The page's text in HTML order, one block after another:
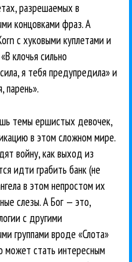
разрешаемых в
концовками фраз. А
с хуковыми куплетами и
клочья сильно
я тебя предупредила» и
парень».
темы ершистых девочек,
в этом сложном мире.
войну, как выход из
идти грабить банк (не
в этом непростом их
слезы. А Бог — это,
с другими
группами вроде «Слота»
может стать интересным